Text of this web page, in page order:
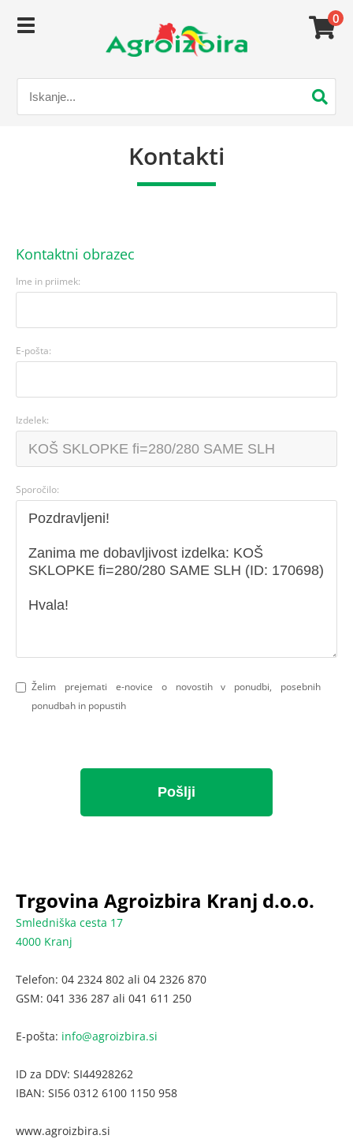
0
Kontakti
Kontaktni obrazec
Ime in priimek:
E-pošta:
Izdelek:
Sporočilo:
Želim prejemati e-novice o novostih v ponudbi, posebnih
ponudbah in popustih
Trgovina Agroizbira Kranj d.o.o.
Smledniška cesta 17
4000 Kranj
Telefon: 04 2324 802 ali 04 2326 870
GSM: 041 336 287 ali 041 611 250
E-pošta: info@agroizbira.si
ID za DDV: SI44928262
IBAN: SI56 0312 6100 1150 958
www.agroizbira.si